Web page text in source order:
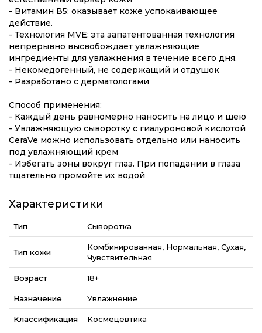
- Витамин В5: оказывает коже успокаивающее
действие.
- Технология MVE: эта запатентованная технология
непрерывно высвобождает увлажняющие
ингредиенты для увлажнения в течение всего дня.
- Некомедогенный, не содержащий и отдушок
- Разработано с дерматологами
Способ применения:
- Каждый день равномерно наносить на лицо и шею
- Увлажняющую сыворотку с гиалуроновой кислотой
CeraVe можно использовать отдельно или наносить
под увлажняющий крем
- Избегать зоны вокруг глаз. При попадании в глаза
тщательно промойте их водой
Характеристики
Тип Сыворотка
Тип кожи
Комбинированная, Нормальная, Сухая,
Чувствительная
Возраст 18+
Назначение Увлажнение
Классификация Космецевтика